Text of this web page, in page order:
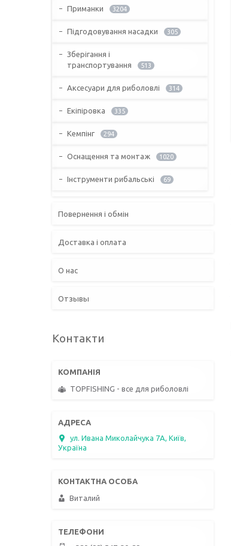
Приманки 3204
Підгодовування насадки 305
Зберігання і
транспортування
513
Аксесуари для риболовлі 314
Екіпіровка 335
Кемпінг 294
Оснащення та монтаж 1020
Інструменти рибальські 69
Повернення і обмін
Доставка і оплата
О нас
Отзывы
Контакти
TOPFISHING - все для риболовлі
ул. Ивана Миколайчука 7А, Київ,
Україна
Виталий